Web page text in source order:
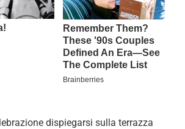
dispiegarsi sulla terrazza